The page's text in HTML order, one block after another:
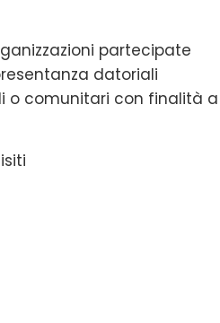
partecipate
datoriali
o comunitari con finalità a